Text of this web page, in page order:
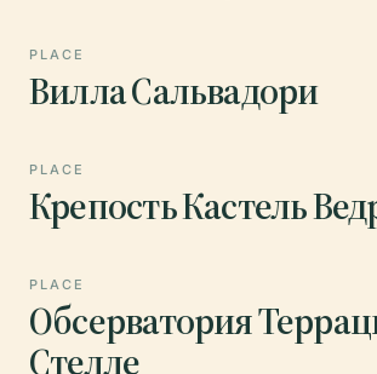
PLACE
Вилла Сальвадори
PLACE
Крепость Кастель
PLACE
Обсерватория
Стелле